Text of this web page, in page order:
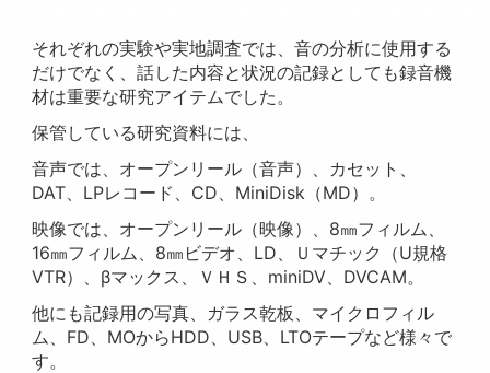
それぞれの実験や実地調査では、音の分析に使用する
だけでなく、話した内容と状況の記録としても録音機
材は重要な研究アイテムでした。
保管している研究資料には、
音声では、オープンリール（音声）、カセット、
DAT、LPレコード、CD、MiniDisk（MD）。
映像では、オープンリール（映像）、8㎜フィルム、
16㎜フィルム、8㎜ビデオ、LD、Ｕマチック（U規格
VTR）、βマックス、ＶＨＳ、miniDV、DVCAM。
他にも記録用の写真、ガラス乾板、マイクロフィル
ム、FD、MOからHDD、USB、LTOテープなど様々で
す。